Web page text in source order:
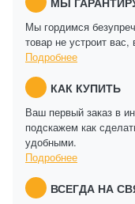
Мы гордимся
товар не устроит
Подробнее
КАК КУПИТЬ
Ваш первый заказ в
подскажем как
удобными.
Подробнее
ВСЕГДА НА